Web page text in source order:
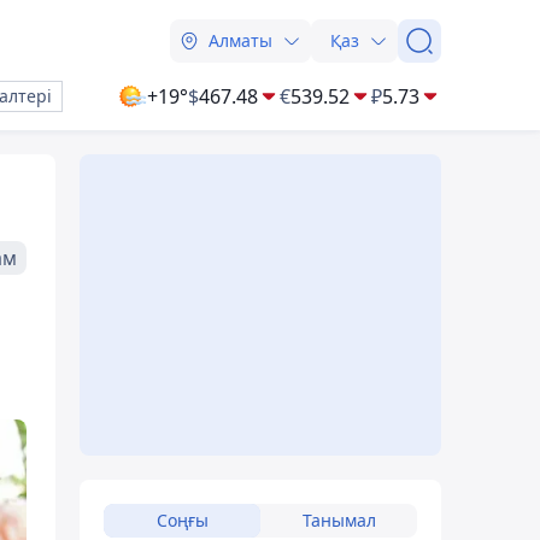
Алматы Қаз
+19°$467.48 €539.52 ₽5.73
Соңғы Танымал